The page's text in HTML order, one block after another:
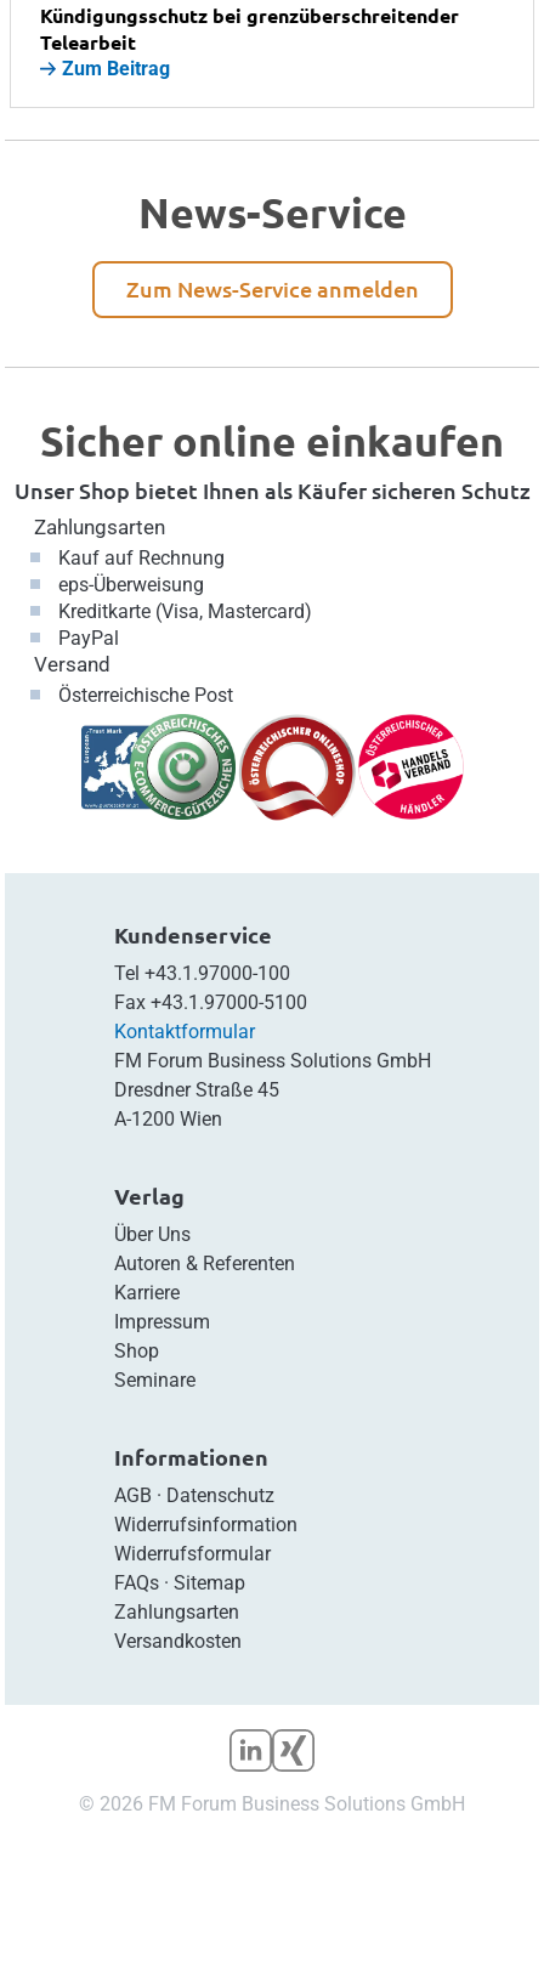
Kündigungsschutz bei grenzüberschreitender
Telearbeit
Zum Beitrag
News-Service
Zum News-Service anmelden
Sicher online einkaufen
Unser Shop bietet Ihnen als Käufer sicheren Schutz
Zahlungsarten
Kauf auf Rechnung
eps-Überweisung
Kreditkarte (Visa, Mastercard)
PayPal
Versand
Österreichische Post
Kundenservice
Tel +43.1.97000-100
Fax +43.1.97000-5100
Kontaktformular
FM Forum Business Solutions GmbH
Dresdner Straße 45
A-1200 Wien
Verlag
Über Uns
Autoren & Referenten
Karriere
Impressum
Shop
Seminare
Informationen
AGB · Datenschutz
Widerrufsinformation
Widerrufsformular
FAQs· Sitemap
Zahlungsarten
Versandkosten
© 2026 FM Forum Business Solutions GmbH